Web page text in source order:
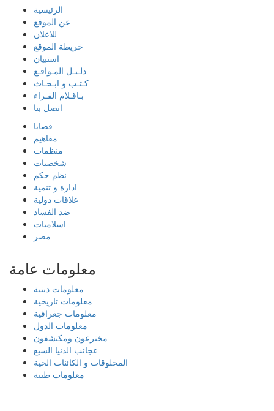
الرئيسية
عن الموقع
للاعلان
خريطة الموقع
استبيان
دلـيـل المـواقـع
كـتـب و ابـحـاث
بـاقـلام القـراء
اتصل بنا
قضايا
مفاهيم
منظمات
شخصيات
نظم حكم
ادارة و تنمية
علاقات دولية
ضد الفساد
اسلاميات
مصر
معلومات عامة
معلومات دينية
معلومات تاريخية
معلومات جغرافية
معلومات الدول
مخترعون ومكتشفون
عجائب الدنيا السبع
المخلوقات و الكائنات الحية
معلومات طبية